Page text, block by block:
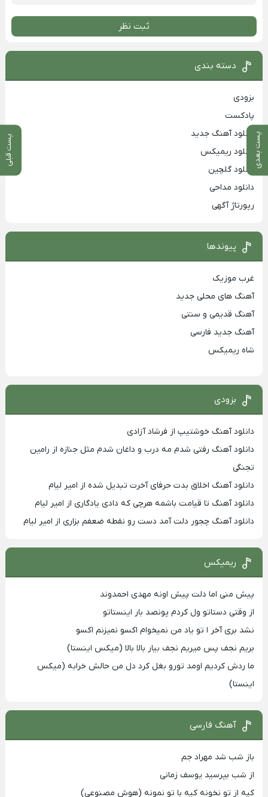
پست بعدی پست قبلی
ثبت نظر
دسته بندی
بزودی
پادکست
دانلود آهنگ جدید
دانلود ریمیکس
دانلود گلچین
دانلود مداحی
رپورتاژ آگهی
پیوندها
غرب موزیک
آهنگ های محلی جدید
آهنگ قدیمی و سنتی
آهنگ جدید فارسی
شاه ریمیکس
بزودی
دانلود آهنگ خوشتیپ از فرشاد آزادی
دانلود آهنگ رفتی شدم مه درب و داغان شدم مثل جنازه از رامین
تجنگی
دانلود آهنگ اخلاق بدت حرفای آخرت تبدیل شده از امیر لیام
دانلود آهنگ تا قیامت باشمه هرچی که دادی یادگاری از امیر لیام
دانلود آهنگ چجور دلت آمد دست رو نقطه ضعفم بزاری از امیر لیام
ریمیکس
پیش منی اما دلت پیش اونه مهدی احمدوند
از وقتی دستاتو ول کردم پونصد بار اینستاتو
نشد بری آخر ا تو یاد من نمیخوام اکسو نمیزنم اکسو
بریم نجف پس میریم نجف بیار بالا بالا (میکس اینستا)
ما ردش کردیم اومد تورو بغل کرد دل من حالش خرابه (میکس
اینستا)
آهنگ فارسی
باز شب شد مهراد جم
از شب بپرسید یوسف زمانی
کیه از تو نخونه کیه با تو نمونه (هوش مصنوعی)